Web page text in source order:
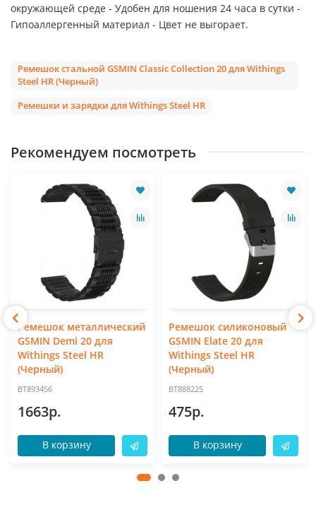
окружающей среде - Удобен для ношения 24 часа в сутки -
Гипоаллергенный материал - Цвет не выгорает.
Ремешок стальной GSMIN Classic Collection 20 для Withings
Steel HR (Черный)
Ремешки и зарядки для Withings Steel HR
Рекомендуем посмотреть
Ремешок металлический
GSMIN Demi 20 для
Withings Steel HR
(Черный)
BT893456
1663р.
В корзину
Ремешок силиконовый
GSMIN Elate 20 для
Withings Steel HR
(Черный)
BT888225
475р.
В корзину